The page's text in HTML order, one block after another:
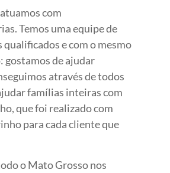
com
Temos uma equipe de
e com o mesmo
gostamos de ajudar
através de todos
famílias inteiras com
que foi realizado com
para cada cliente que
o Mato Grosso nos